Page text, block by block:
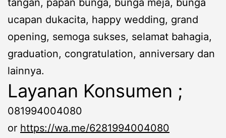
ucapan dukacita, happy wedding, grand
opening, semoga sukses, selamat bahagia,
graduation, congratulation, anniversary dan
lainnya.
Layanan Konsumen ;
081994004080
or https://wa.me/6281994004080